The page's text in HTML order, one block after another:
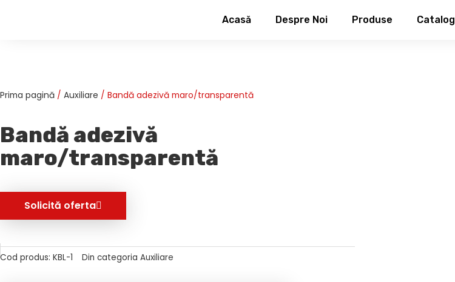
Acasă Despre Noi Produse Catalog
Prima pagină / Auxiliare / Bandă adezivă maro/transparentă
Bandă adezivă
maro/transparentă
Solicită oferta
Cod produs: KBL-1 Din categoria Auxiliare